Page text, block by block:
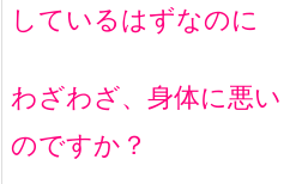
しているはずなのに
わざわざ、身体に悪い
のですか？